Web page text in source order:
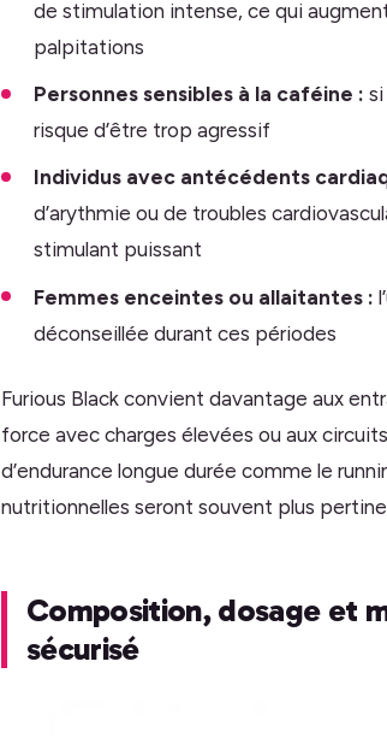
de stimulation intense, ce qui
palpitations
Personnes sensibles à la caféine :
risque d’être trop agressif
Individus avec antécédents
d’arythmie ou de troubles
stimulant puissant
Femmes enceintes ou allaitantes :
déconseillée durant ces périodes
Furious Black convient davantage aux
force avec charges élevées ou aux
d’endurance longue durée comme le
nutritionnelles seront souvent plus
Composition, dosage et
sécurisé